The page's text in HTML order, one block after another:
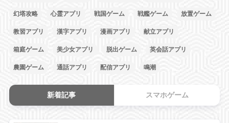
幻塔攻略 心霊アプリ 戦国ゲーム 戦艦ゲーム 放置ゲーム
教習アプリ 漢字アプリ 漫画アプリ 献立アプリ
箱庭ゲーム 美少女アプリ 脱出ゲーム 英会話アプリ
農園ゲーム 通話アプリ 配信アプリ 鳴潮
新着記事 スマホゲーム